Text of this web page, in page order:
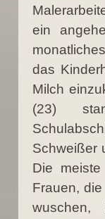
ein
das
Milch
(23)
Schweißer
Die
Frauen,